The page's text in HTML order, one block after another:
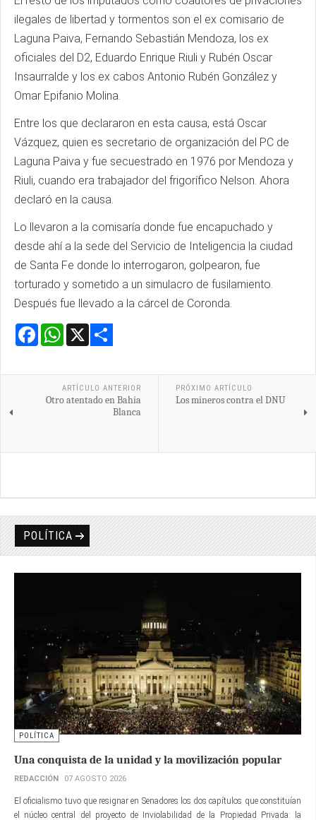
ilegales de libertad y tormentos son el ex comisario de
Laguna Paiva, Fernando Sebastián Mendoza, los ex
oficiales del D2, Eduardo Enrique Riuli y Rubén Oscar
Insaurralde y los ex cabos Antonio Rubén González y
Omar Epifanio Molina.
Entre los que declararon en esta causa, está Oscar
Vázquez, quien es secretario de organización del PC de
Laguna Paiva y fue secuestrado en 1976 por Mendoza y
Riuli, cuando era trabajador del frigorífico Nelson. Ahora
declaró en la causa.
Lo llevaron a la comisaría donde fue encapuchado y
desde ahí a la sede del Servicio de Inteligencia la ciudad
de Santa Fe donde lo interrogaron, golpearon, fue
torturado y sometido a un simulacro de fusilamiento.
Después fue llevado a la cárcel de Coronda.
Facebook
WhatsApp
ARTÍCULO ANTERIOR
Otro atentado en Bahía
Blanca
PRÓXIMO ARTÍCULO
Los mineros contra el DNU
POLÍTICA
POLÍTICA
Una conquista de la unidad y la movilización popular
REDACCIÓN 07 AGOSTO 2026
El oficialismo tuvo que resignar en Senadores los dos capítulos que constituían
el núcleo central del proyecto de Inviolabilidad de la Propiedad Privada: la